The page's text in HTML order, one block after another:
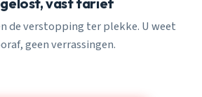
de verstopping ter plekke. U weet
geen verrassingen.